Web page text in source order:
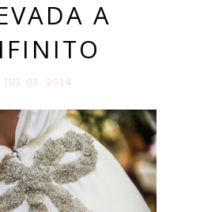
A
JUL 02. 2014